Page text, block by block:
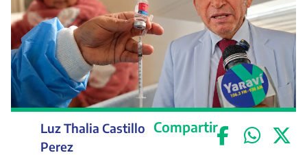
Luz Thalia Castillo
Perez
Compartir